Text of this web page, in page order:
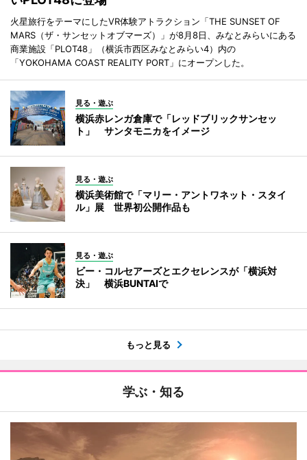
火星旅行をテーマにしたVR体験アトラクション「THE SUNSET OF
MARS（ザ・サンセットオブマーズ）」が8月8日、みなとみらいにある
商業施設「PLOT48」（横浜市西区みなとみらい4）内の
「YOKOHAMA COAST REALITY PORT」にオープンした。
見る・遊ぶ
横浜赤レンガ倉庫で「レッドブリックサンセッ
ト」 サンタモニカをイメージ
見る・遊ぶ
横浜美術館で「マリー・アントワネット・スタイ
ル」展 世界初公開作品も
見る・遊ぶ
ビー・コルセアーズとエクセレンスが「横浜対
決」 横浜BUNTAIで
もっと見る
学ぶ・知る